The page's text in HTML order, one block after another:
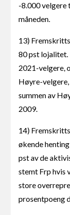
-8.000 velgere
måneden.
13)
80 pst lojalitet.
2021-velgere,
Høyre-velgere,
summen av
2009.
14)
økende
pst av de
stemt Frp hvis
store
prosentpoeng